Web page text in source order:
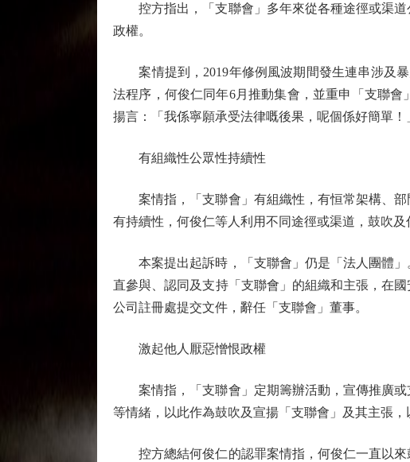
控方指出，「支聯會」多年來從各種途徑或渠道
政權。
案情提到，2019年修例風波期間發生連串涉及暴
法程序，何俊仁同年6月推動集會，並重申「支聯
揚言：「我係寧願承受法律嘅後果，呢個係好簡單！
有組織性公眾性持續性
案情指，「支聯會」有組織性，有恒常架構、部
有持續性，何俊仁等人利用不同途徑或渠道，鼓吹
本案提出起訴時，「支聯會」仍是「法人團體」
直參與、認同及支持「支聯會」的組織和主張，在
公司註冊處提交文件，辭任「支聯會」董事。
激起他人厭惡憎恨政權
案情指，「支聯會」定期籌辦活動，宣傳推廣或
等情緒，以此作為鼓吹及宣揚「支聯會」及其主張
控方總結何俊仁的認罪案情指，何俊仁一直以來